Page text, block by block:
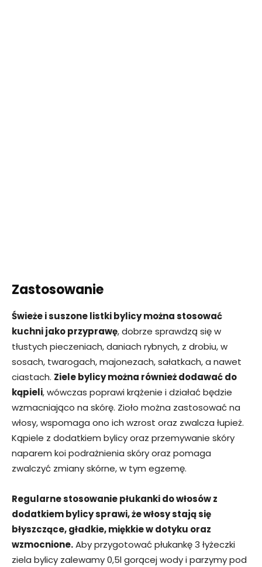
Zastosowanie
Świeże i suszone listki bylicy można stosować
kuchni jako przyprawę, dobrze sprawdzą się w
tłustych pieczeniach, daniach rybnych, z drobiu, w
sosach, twarogach, majonezach, sałatkach, a nawet
ciastach. Ziele bylicy można również dodawać do
kąpieli, wówczas poprawi krążenie i działać będzie
wzmacniająco na skórę. Zioło można zastosować na
włosy, wspomaga ono ich wzrost oraz zwalcza łupież.
Kąpiele z dodatkiem bylicy oraz przemywanie skóry
naparem koi podrażnienia skóry oraz pomaga
zwalczyć zmiany skórne, w tym egzemę.
Regularne stosowanie płukanki do włosów z
dodatkiem bylicy sprawi, że włosy stają się
błyszczące, gładkie, miękkie w dotyku oraz
wzmocnione.Aby przygotować płukankę 3 łyżeczki
ziela bylicy zalewamy 0,5l gorącej wody i parzymy pod